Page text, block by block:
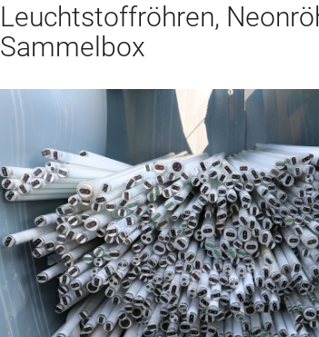
Leuchtstoffröhren,
Sammelbox